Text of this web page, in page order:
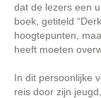
dat de lezers een
boek, getiteld
hoogtepunten,
heeft moeten
In dit persoonlijke
reis door zijn